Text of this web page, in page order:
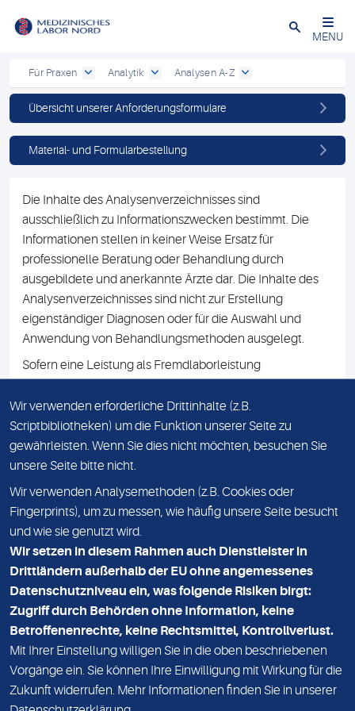
Schließen
MENU
Für Praxen Analytik Analysen A-Z
Übersicht unserer Anforderungsformulare
Material- und Formularbestellung
Die Inhalte des Analysenverzeichnisses sind
ausschließlich zu Informationszwecken bestimmt. Die
Informationen stellen in keiner Weise Ersatz für
professionelle Beratung oder Behandlung durch
ausgebildete und anerkannte Ärzte dar. Die Inhalte des
Analysenverzeichnisses sind nicht zur Erstellung
eigenständiger Diagnosen oder für die Auswahl und
Anwendung von Behandlungsmethoden ausgelegt.
Sofern eine Leistung als Fremdlaborleistung
Namen des Fremdlabors mit. Mit der Beauftragung der
Fremdlaborleistung erklären Sie sich mit dieser
Vereinbarung einverstanden.
DATENSCHUTZ
KONTAKT
NEWSLETTER
ADRESSE
MVZ Medizinisches Labor Nord MLN GmbH
Essener Straße 108
22419 Hamburg
Wir verwenden erforderliche Drittinhalte (z.B.
Scriptbibliotheken) um die Funktion unserer Seite zu
gewährleisten. Wenn Sie dies nicht möchten, besuchen Sie
unsere Seite bitte nicht.
Wir verwenden Analysemethoden (z.B. Cookies oder
Fingerprints), um zu messen, wie häufig unsere Seite besucht
und wie sie genutzt wird.
Wir setzen in diesem Rahmen auch Dienstleister in
Drittländern außerhalb der EU ohne angemessenes
Datenschutzniveau ein, was folgende Risiken birgt:
Zugriff durch Behörden ohne Information, keine
Betroffenenrechte, keine Rechtsmittel, Kontrollverlust.
Mit Ihrer Einstellung willigen Sie in die oben beschriebenen
Vorgänge ein. Sie können Ihre Einwilligung mit Wirkung für die
Zukunft widerrufen. Mehr Informationen finden Sie in unserer